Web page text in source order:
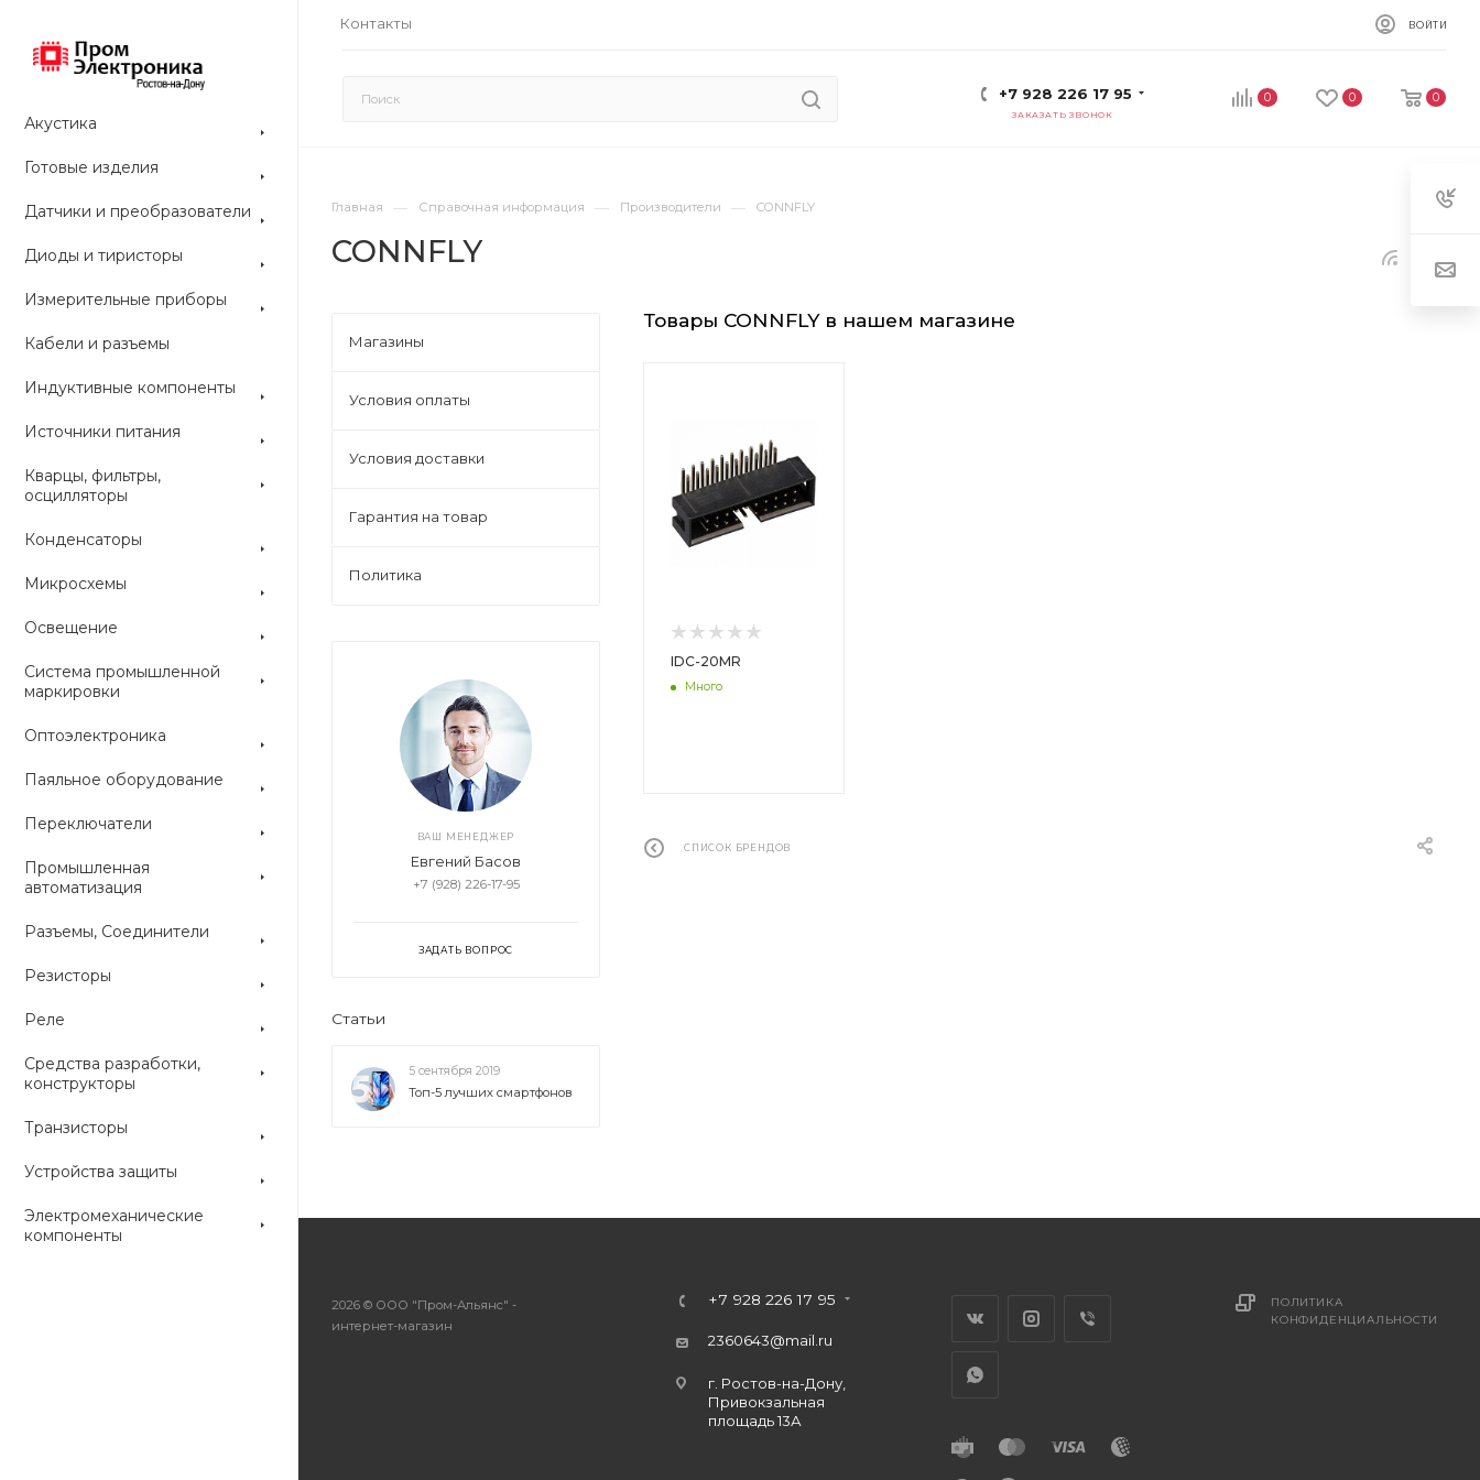
Контакты ВОЙТИ
0 0 0
+7 928 226 17 95
ЗАКАЗАТЬ ЗВОНОК
Акустика
Готовые изделия
Датчики и преобразователи
Диоды и тиристоры
Измерительные приборы
Кабели и разъемы
Индуктивные компоненты
Источники питания
Кварцы, фильтры,
осцилляторы
Конденсаторы
Микросхемы
Освещение
Система промышленной
маркировки
Оптоэлектроника
Паяльное оборудование
Переключатели
Промышленная
автоматизация
Разъемы, Соединители
Резисторы
Реле
Средства разработки,
конструкторы
Транзисторы
Устройства защиты
Электромеханические
компоненты
Главная — Справочная информация — Производители — CONNFLY
CONNFLY
Товары CONNFLY в нашем магазине
IDC-20MR
Много
СПИСОК БРЕНДОВ
Магазины
Условия оплаты
Условия доставки
Гарантия на товар
Политика
ВАШ МЕНЕДЖЕР
Евгений Басов
+7 (928) 226-17-95
ЗАДАТЬ ВОПРОС
Статьи
5 сентября 2019
Топ-5 лучших смартфонов
2026 © ООО "Пром-Альянс" -
интернет-магазин
+7 928 226 17 95
2360643@mail.ru
г. Ростов-на-Дону,
Привокзальная
площадь 13А
ПОЛИТИКА
КОНФИДЕНЦИАЛЬНОСТИ